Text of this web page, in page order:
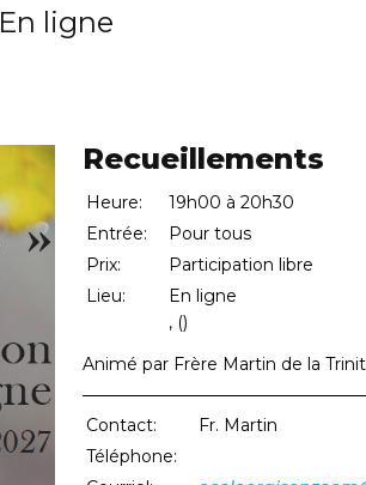
En ligne
Recueillements
Heure:
19h00 à 20h30
Entrée:
Pour tous
Prix:
Participation libre
Lieu:
En ligne
, ()
Animé par Frère Martin de la
Contact:
Fr. Martin
Téléphone: